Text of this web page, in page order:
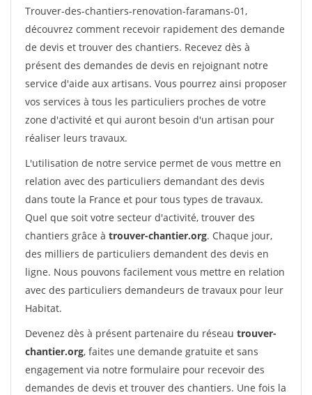
Trouver-des-chantiers-renovation-faramans-01,
découvrez comment recevoir rapidement des demande
de devis et trouver des chantiers. Recevez dès à
présent des demandes de devis en rejoignant notre
service d'aide aux artisans. Vous pourrez ainsi proposer
vos services à tous les particuliers proches de votre
zone d'activité et qui auront besoin d'un artisan pour
réaliser leurs travaux.
L'utilisation de notre service permet de vous mettre en
relation avec des particuliers demandant des devis
dans toute la France et pour tous types de travaux.
Quel que soit votre secteur d'activité, trouver des
chantiers grâce à trouver-chantier.org. Chaque jour,
des milliers de particuliers demandent des devis en
ligne. Nous pouvons facilement vous mettre en relation
avec des particuliers demandeurs de travaux pour leur
Habitat.
Devenez dès à présent partenaire du réseau trouver-
chantier.org, faites une demande gratuite et sans
engagement via notre formulaire pour recevoir des
demandes de devis et trouver des chantiers. Une fois la